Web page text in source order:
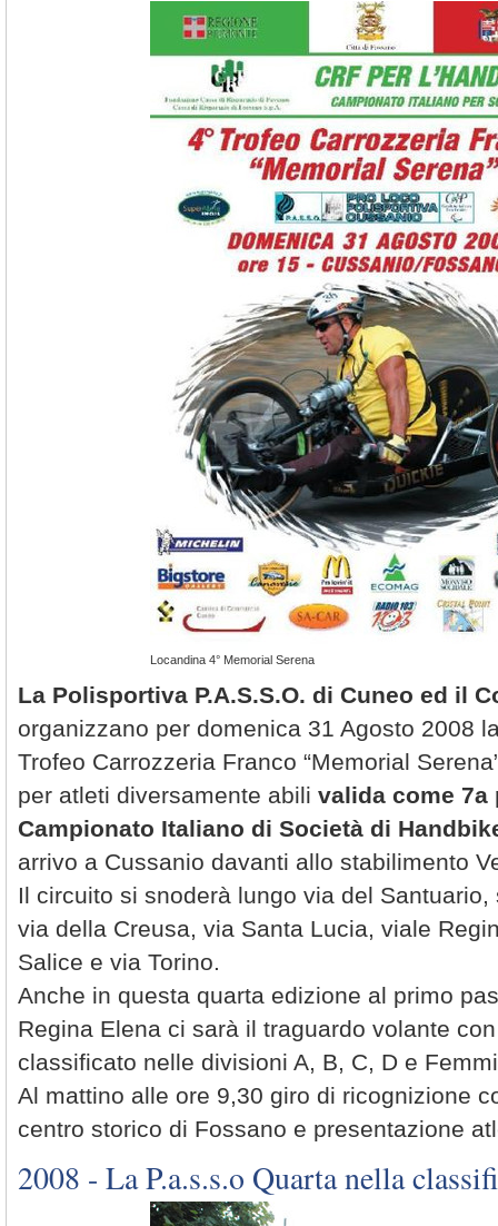
Locandina 4° Memorial Serena
La Polisportiva P.A.S.S.O. di Cuneo ed il
organizzano per domenica 31 Agosto 2008
Trofeo Carrozzeria Franco “Memorial
per atleti diversamente abili valida come 7a
Campionato Italiano di Società di
arrivo a Cussanio davanti allo stabilimento
Il circuito si snoderà lungo via del
via della Creusa, via Santa Lucia, viale
Salice e via Torino.
Anche in questa quarta edizione al primo
Regina Elena ci sarà il traguardo volante
classificato nelle divisioni A, B, C, D e
Al mattino alle ore 9,30 giro di ricognizione
centro storico di Fossano e presentazione
2008 - La P.a.s.s.o Quarta nella